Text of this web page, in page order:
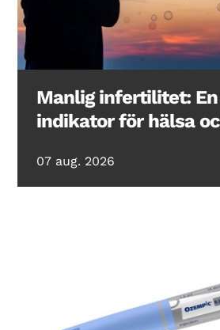
Manlig infertilitet:
indikator för hälsa
07 aug. 2026